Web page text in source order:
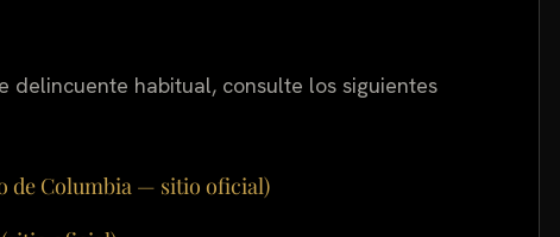
delincuente habitual, consulte los siguientes
de Columbia — sitio oficial)